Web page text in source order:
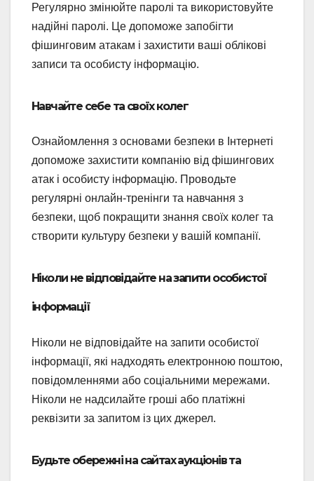
Регулярно змінюйте паролі та використовуйте
надійні паролі. Це допоможе запобігти
фішинговим атакам і захистити ваші облікові
записи та особисту інформацію.
Навчайте себе та своїх колег
Ознайомлення з основами безпеки в Інтернеті
допоможе захистити компанію від фішингових
атак і особисту інформацію. Проводьте
регулярні онлайн-тренінги та навчання з
безпеки, щоб покращити знання своїх колег та
створити культуру безпеки у вашій компанії.
Ніколи не відповідайте на запити особистої
інформації
Ніколи не відповідайте на запити особистої
інформації, які надходять електронною поштою,
повідомленнями або соціальними мережами.
Ніколи не надсилайте гроші або платіжні
реквізити за запитом із цих джерел.
Будьте обережні на сайтах аукціонів та